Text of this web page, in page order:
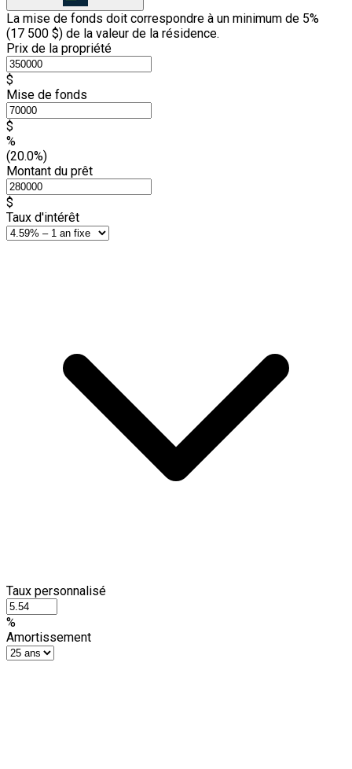
La mise de fonds doit correspondre à un minimum de 5%
(17 500 $) de la valeur de la résidence.
Prix de la propriété
$
Mise de fonds
$
%
(20.0%)
Montant du prêt
$
Taux d'intérêt
Taux personnalisé
%
Amortissement